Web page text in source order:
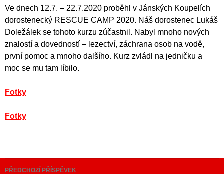
Ve dnech 12.7. – 22.7.2020 proběhl v Jánských Koupelích
dorostenecký RESCUE CAMP 2020. Náš dorostenec Lukáš
Doležálek se tohoto kurzu zúčastnil. Nabyl mnoho nových
znalostí a dovedností – lezectví, záchrana osob na vodě,
první pomoc a mnoho dalšího. Kurz zvládl na jedničku a
moc se mu tam líbilo.
Fotky
Fotky
Navigace
PŘEDCHOZÍ PŘÍSPĚVEK